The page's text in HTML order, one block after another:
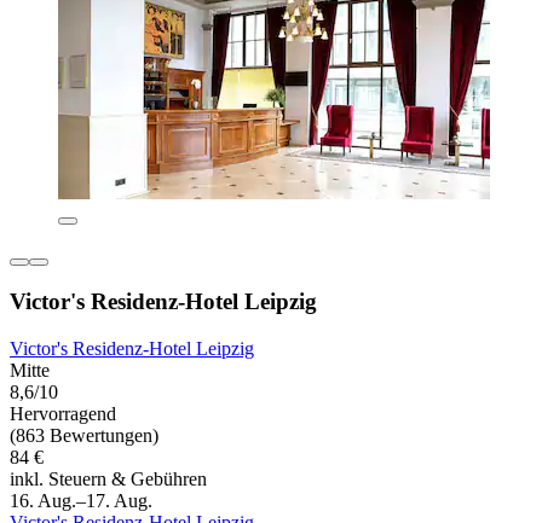
Victor's Residenz-Hotel Leipzig
Victor's Residenz-Hotel Leipzig
Mitte
8,6/10
Hervorragend
(863 Bewertungen)
84 €
inkl. Steuern & Gebühren
16. Aug.–17. Aug.